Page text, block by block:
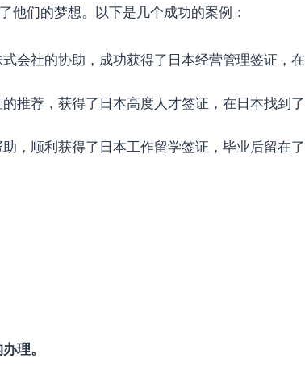
他们的梦想。以下是几个成功的案例：
会社的协助，成功获得了日本经营管理签证，在
推荐，获得了日本高度人才签证，在日本找到了
，顺利获得了日本工作留学签证，毕业后留在了
理。